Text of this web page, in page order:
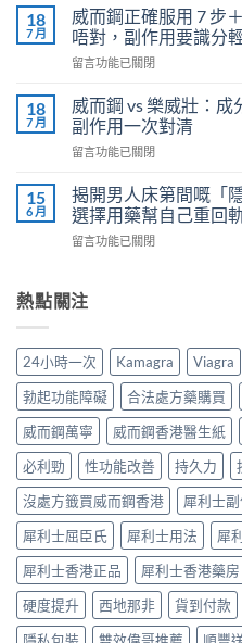
用
法
全
解
泌
尿
醫
教
你
安
效
改
早
洩〉
中
鍵
時
刻
不
軟
掉？
Kamagra
液
威
而
使
得
全
全
解
析〉
中
18
7 月
威而鋼正確服用 7 步
唔對，副作用要識分
在
而
鋼
正
確
用
7
步
＋
副
效
多
數
係
食
唔
對，
副
作
用
要
識
分
輕
留言功能已關閉
18
7 月
威而鋼 vs 樂威壯：成
副作用一次對清
在
而
鋼
vs
樂
成
制、
用
法、
持
續
時
間、
副
作
用
一
次
對
清〉
中
留言功能已關閉
15
6 月
揭開男人床第間嘅「
選擇用藥幫自己重回
在
男
人
第
嘅
「隱
形
壓
力」：
點
解
愈
嚟
愈
多
人
選
擇
留言功能已關閉
熱點關注
24小時一次 Kamagra Viagra
勃起功能障礙
合法處方藥購買
威而鋼萬寧
威而鋼香港醫生紙
必利勁
性功能改善 持久力
沒處方籤買威而鋼香港
犀利士
犀利士屈臣氏
犀利士用法 犀
犀利士香港正品
犀利士香港藥房
硬度提升
西地那非 貨到付款
隱私包裝
雙效偉哥推薦 順豐